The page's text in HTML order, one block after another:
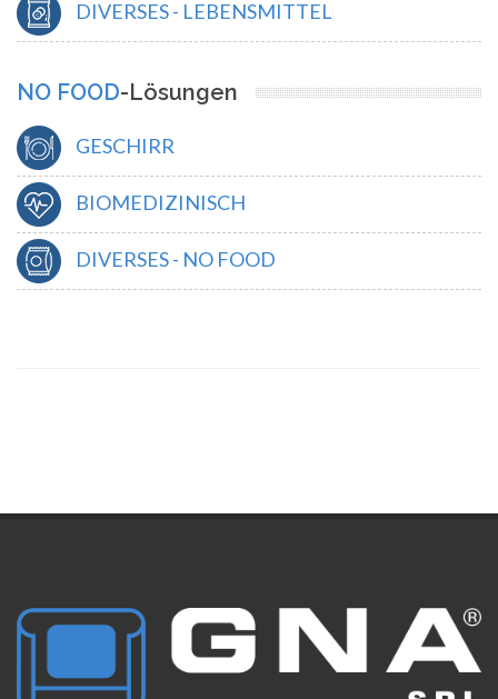
DIVERSES - LEBENSMITTEL
NO FOOD-Lösungen
GESCHIRR
BIOMEDIZINISCH
DIVERSES - NO FOOD